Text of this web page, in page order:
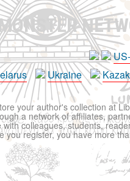
Ukraine
your author's collection at
a network of affiliates,
with colleagues, students,
you register, you have more